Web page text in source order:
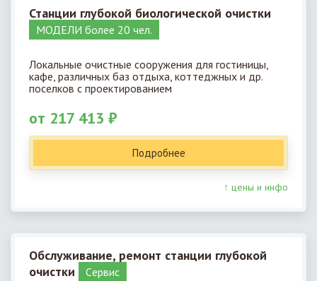
Станции глубокой биологической очистки
МОДЕЛИ более 20 чел.
Локальные очистные сооружения для гостиницы,
кафе, различных баз отдыха, коттеджных и др.
поселков с проектированием
от 217 413 ₽
Подробнее
↑ цены и инфо
Обслуживание, ремонт станции глубокой
очистки
Cервис